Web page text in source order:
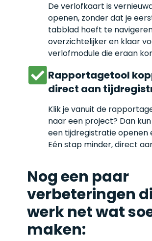
De verlofkaart is
openen, zonder dat je
tabblad hoeft te
overzichtelijker en klaar
verlofmodule die eraan
Rapportagetool
direct aan
Klik je vanuit de
naar een project? Dan
een tijdregistratie openen
Eén stap minder, direct
Nog een paar
verbeteringen
werk net wat
maken: